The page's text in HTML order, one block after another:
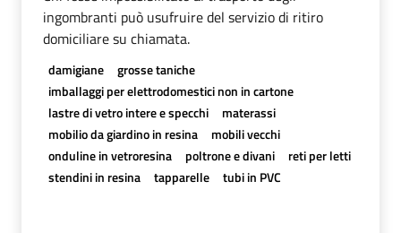
ingombranti può usufruire del servizio di ritiro
domiciliare su chiamata.
damigiane
grosse taniche
imballaggi per elettrodomestici non in cartone
lastre di vetro intere e specchi
materassi
mobilio da giardino in resina
mobili vecchi
onduline in vetroresina
poltrone e divani
reti per letti
stendini in resina
tapparelle tubi in PVC